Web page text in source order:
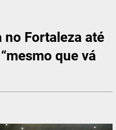
no Fortaleza até
que vá